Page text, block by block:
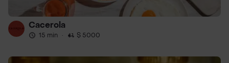
Cacerola
15 min · $ 5000